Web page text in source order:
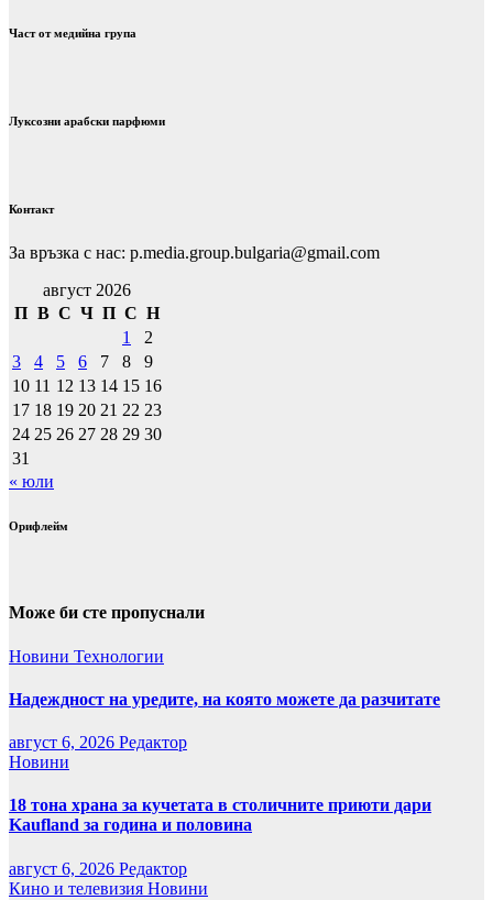
Част от медийна група
Луксозни арабски парфюми
Контакт
За връзка с нас: p.media.group.bulgaria@gmail.com
август 2026
П В С Ч П С Н
1
2
3
4 5 6 7 8
9
10 11 12 13 14 15 16
17 18 19 20 21 22 23
24 25 26 27 28 29 30
31
« юли
Орифлейм
Може би сте пропуснали
Новини Технологии
Надеждност на уредите, на която можете да разчитате
август 6, 2026 Редактор
Новини
18 тона храна за кучетата в столичните приюти дари
Kaufland за година и половина
август 6, 2026 Редактор
Кино и телевизия Новини